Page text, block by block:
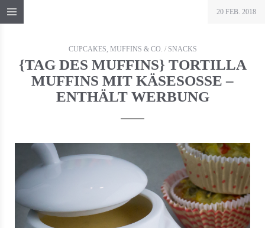
20 FEB. 2018
CUPCAKES, MUFFINS & CO. / SNACKS
{TAG DES MUFFINS} TORTILLA
MUFFINS MIT KÄSESOSSE – E
NTHÄLT WERBUNG